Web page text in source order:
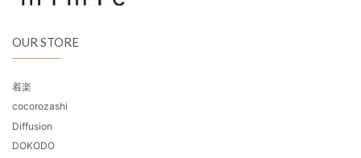
OUR STORE
着楽
cocorozashi
Diffusion
DOKODO